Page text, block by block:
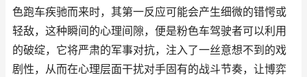
色跑车疾驰而来时，其第一反应可能会产生细微的错愕或
轻敌，这种瞬间的心理间隙，便是粉色车驾驶者可以利用
的破绽，它将严肃的军事对抗，注入了一丝意想不到的戏
剧性，从而在心理层面干扰对手固有的战斗节奏，让博弈